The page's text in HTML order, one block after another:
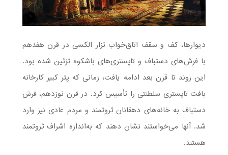
دیوارها، کف و سقف اتاق‌خواب تزار الکسی در قرن هفدهم
با فرش‌های دستباف و تاپستری‌های باشکوه تزئین شده بود.
این روند تا قرن بعد ادامه یافت، زمانی که پتر کبیر کارخانه
بافت تاپستری سلطنتی را تأسیس کرد. در قرن نوزدهم، فرش
دستباف‌ به خانه‌های دهقانان ثروتمند و مردم عادی نیز وارد
شد. آنها می‌خواستند نشان دهند که به‌اندازه اشراف ثروتمند
هستند.